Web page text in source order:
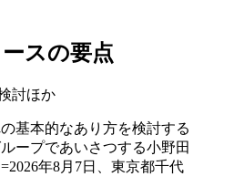
スの要点
討ほか